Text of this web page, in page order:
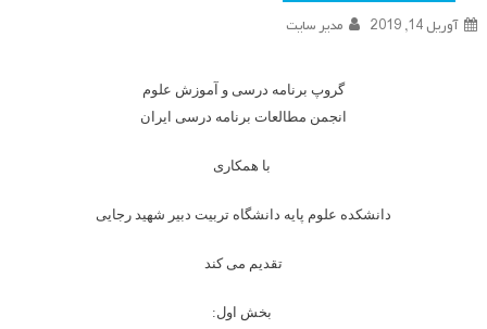
آوریل 14, 2019 مدیر سایت
گروپ برنامه درسی و آموزش علوم
انجمن مطالعات برنامه درسی ایران
با همکاری
دانشکده علوم پایه دانشگاه تربیت دبیر شهید رجایی
تقدیم می کند
بخش اول: